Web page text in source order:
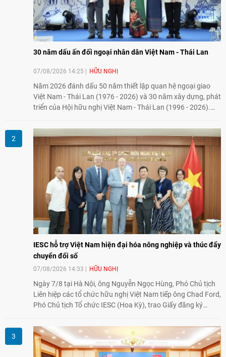
30 năm dấu ấn đối ngoại nhân dân Việt Nam - Thái Lan
07/08/2026 14:25 HỮU NGHỊ
Năm 2026 đánh dấu 50 năm thiết lập quan hệ ngoại giao
Việt Nam - Thái Lan (1976 - 2026) và 30 năm xây dựng, phát
triển của Hội hữu nghị Việt Nam - Thái Lan (1996 - 2026).
tình hữu nghị, đồng thời từng bước mở rộng hoạt động từ
giao lưu truyền thống sang kết nối địa phương, doanh
nghiệp, giáo dục, văn hóa và thế hệ trẻ, góp phần tăng
cường sự hiểu biết và hợp tác giữa nhân dân hai nước.
IESC hỗ trợ Việt Nam hiện đại hóa nông nghiệp và thúc đẩy
chuyển đổi số
07/08/2026 14:33 HỮU NGHỊ
Ngày 7/8 tại Hà Nội, ông Nguyễn Ngọc Hùng, Phó Chủ tịch
Liên hiệp các tổ chức hữu nghị Việt Nam tiếp ông Chad Ford,
Phó Chủ tịch Tổ chức IESC (Hoa Kỳ), trao Giấy đăng ký
đổi về định hướng triển khai Dự án "Mở rộng Thương mại
Nông nghiệp và An toàn thực phẩm Hoa Kỳ - Việt Nam",
hướng tới thúc đẩy chuyển đổi số, hiện đại hóa nông nghiệp